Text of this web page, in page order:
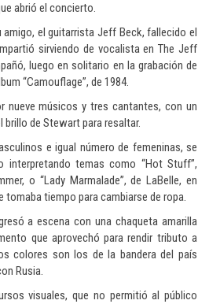
abrió el concierto.
amigo, el guitarrista Jeff Beck, fallecido el
sirviendo de vocalista en The Jeff
luego en solitario en la grabación de
“Camouflage”, de 1984.
nueve músicos y tres cantantes, con un
de Stewart para resaltar.
e igual número de femeninas, se
interpretando temas como “Hot Stuff”,
o “Lady Marmalade”, de LaBelle, en
tiempo para cambiarse de ropa.
a escena con una chaqueta amarilla
que aprovechó para rendir tributo a
colores son los de la bandera del país
Rusia.
visuales, que no permitió al público